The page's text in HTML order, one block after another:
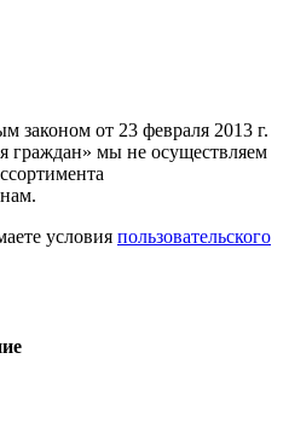
законом от 23 февраля 2013 г.
граждан» мы не осуществляем
условия пользовательского